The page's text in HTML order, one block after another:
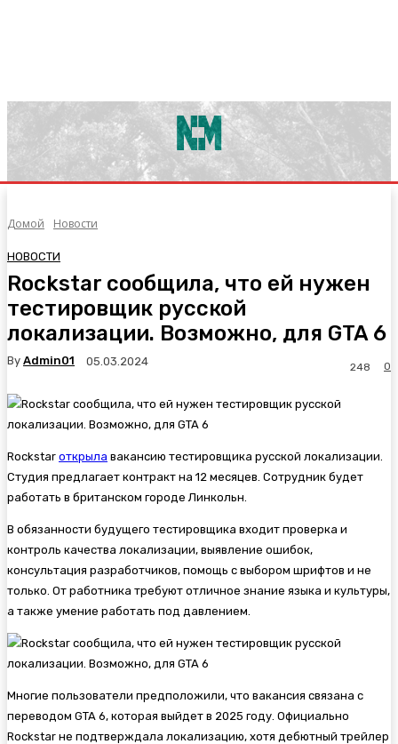
Домой Новости
НОВОСТИ
Rockstar сообщила, что ей нужен
тестировщик русской
локализации. Возможно, для GTA 6
By Admin01 05.03.2024 0
248
Rockstar открыла вакансию тестировщика русской локализации.
Студия предлагает контракт на 12 месяцев. Сотрудник будет
работать в британском городе Линкольн.
В обязанности будущего тестировщика входит проверка и
контроль качества локализации, выявление ошибок,
консультация разработчиков, помощь с выбором шрифтов и не
только. От работника требуют отличное знание языка и культуры,
а также умение работать под давлением.
Многие пользователи предположили, что вакансия связана с
переводом GTA 6, которая выйдет в 2025 году. Официально
Rockstar не подтверждала локализацию, хотя дебютный трейлер